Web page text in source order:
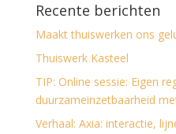
Recente berichten
Maakt thuiswerken ons
Thuiswerk Kasteel
TIP: Online sessie: Eigen
duurzameinzetbaarheid
Verhaal: Axia: interactie,